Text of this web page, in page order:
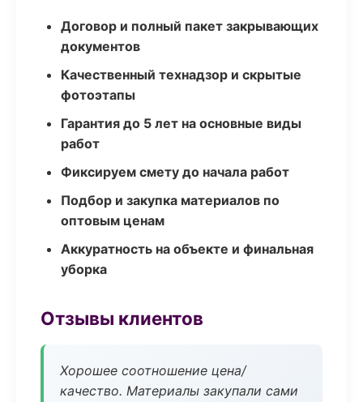
Договор и полный пакет закрывающих
документов
Качественный технадзор и скрытые
фотоэтапы
Гарантия до 5 лет на основные виды
работ
Фиксируем смету до начала работ
Подбор и закупка материалов по
оптовым ценам
Аккуратность на объекте и финальная
уборка
Отзывы клиентов
Хорошее соотношение цена/
качество. Материалы закупали сами